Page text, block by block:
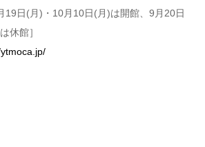
19日(月)・10月10日(月)は開館、9月20日
休館］